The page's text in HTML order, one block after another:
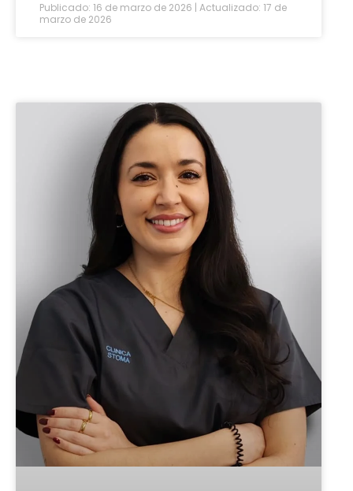
Publicado: 16 de marzo de 2026 | Actualizado: 17 de
marzo de 2026